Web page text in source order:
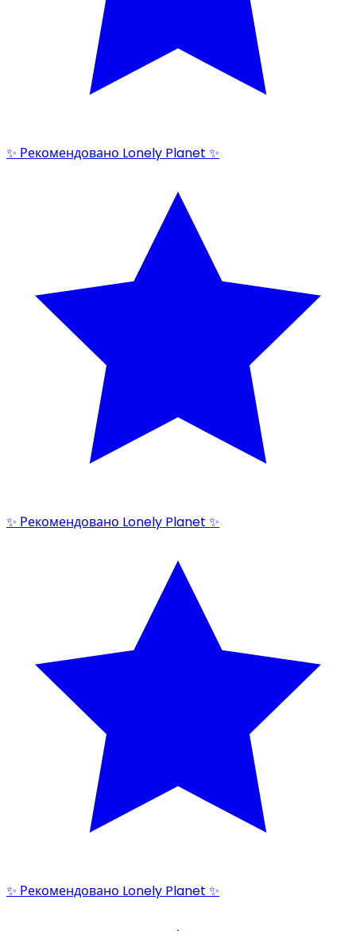
✨ Рекомендовано Lonely Planet ✨
✨ Рекомендовано Lonely Planet ✨
✨ Рекомендовано Lonely Planet ✨